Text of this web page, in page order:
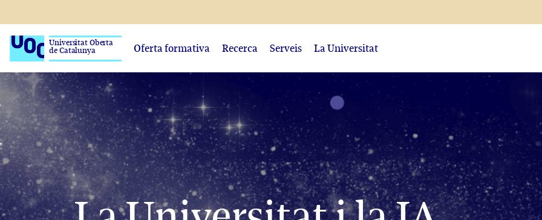
Universitat Oberta
de Catalunya Oferta formativa Recerca Serveis La Universitat